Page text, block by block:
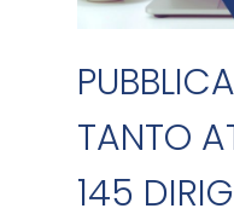
TANTO
145